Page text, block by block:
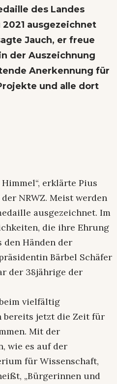
des Landes
ausgezeichnet
Jauch, er freue
der Auszeichnung
Anerkennung für
und alle dort
erklärte Pius
NRWZ. Meist werden
ausgezeichnet. Im
die ihre Ehrung
Händen der
Bärbel Schäfer
der 38jährige der
vielfältig
bereits jetzt die Zeit für
Mit der
wie es auf der
für Wissenschaft,
„Bürgerinnen und